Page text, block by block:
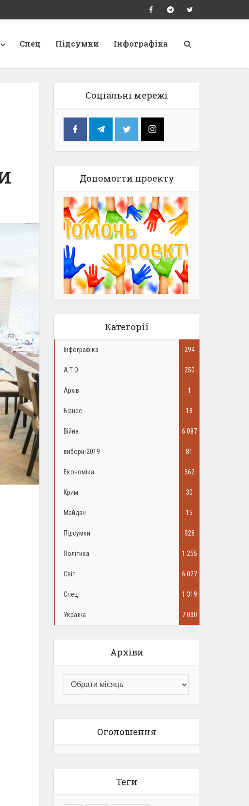
Спец Підсумки Інфографіка
Соціальні мережі
Допомогти проекту
Категорії
Інфографіка 294
А.Т.О. 250
Архів 1
Бізнес 18
Війна 6 087
вибори-2019 81
Економіка 562
Крим 30
Майдан 15
Підсумки 928
Політика 1 255
Світ 6 027
Спец 1 319
Україна 7 030
Архіви
Оголошення
Теги